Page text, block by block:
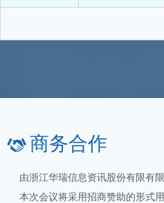
舟山济海能源有限
达利食品集团有限
道恩集团有限公
福建百宏聚纤科技实业
商务合作
由浙江华瑞信息资讯股份有限有限
本次会议将采用招商赞助的形式用